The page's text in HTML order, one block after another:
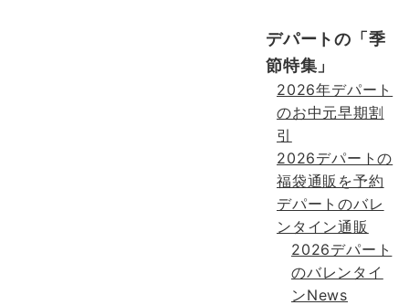
デパートの「季
節特集」
2026年デパート
のお中元早期割
引
2026デパートの
福袋通販を予約
デパートのバレ
ンタイン通販
2026デパート
のバレンタイ
ンNews